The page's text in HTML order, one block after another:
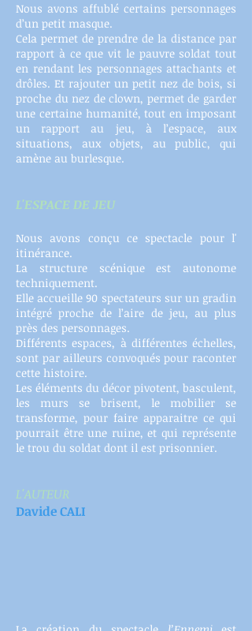
Nous avons affublé certains personnages
d’un petit masque.
Cela permet de prendre de la distance par
rapport à ce que vit le pauvre soldat tout
en rendant les personnages attachants et
drôles. Et rajouter un petit nez de bois, si
proche du nez de clown, permet de garder
une certaine humanité, tout en imposant
un rapport au jeu, à l’espace, aux
situations, aux objets, au public, qui
amène au burlesque.
L'ESPACE DE JEU
Nous avons conçu ce spectacle pour l'
itinérance.
La structure scénique est autonome
techniquement.
Elle accueille 90 spectateurs sur un gradin
intégré proche de l’aire de jeu, au plus
près des personnages.
Différents espaces, à différentes échelles,
sont par ailleurs convoqués pour raconter
cette histoire.
Les éléments du décor pivotent, basculent,
les murs se brisent, le mobilier se
transforme, pour faire apparaitre ce qui
pourrait être une ruine, et qui représente
le trou du soldat dont il est prisonnier.
L'AUTEUR
Davide CALI